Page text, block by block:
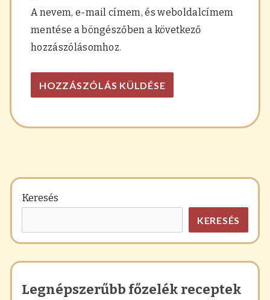
A nevem, e-mail címem, és weboldalcímem
mentése a böngészőben a következő
hozzászólásomhoz.
Keresés
KERESÉS
Legnépszerűbb főzelék receptek